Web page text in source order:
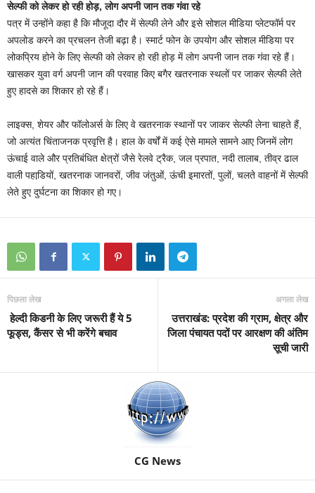
सेल्फी को लेकर हो रही होड़, लोग अपनी जान तक गंवा रहे
पत्र में उन्होंने कहा है कि मौजूदा दौर में सेल्फी लेने और इसे सोशल मीडिया प्लेटफॉर्म पर
अपलोड करने का प्रचलन तेजी बढ़ा है। स्मार्ट फोन के उपयोग और सोशल मीडिया पर
लोकप्रिय होने के लिए सेल्फी को लेकर हो रही होड़ में लोग अपनी जान तक गंवा रहे हैं।
खासकर युवा वर्ग अपनी जान की परवाह किए बगैर खतरनाक स्थलों पर जाकर सेल्फी लेते
हुए हादसे का शिकार हो रहे हैं।
लाइक्स, शेयर और फॉलोअर्स के लिए वे खतरनाक स्थानों पर जाकर सेल्फी लेना चाहते हैं,
जो अत्यंत चिंताजनक प्रवृत्ति है। हाल के वर्षों में कई ऐसे मामले सामने आए जिनमें लोग
ऊंचाई वाले और प्रतिबंधित क्षेत्रों जैसे रेलवे ट्रैक, जल प्रपात, नदी तालाब, तीव्र ढाल
वाली पहाडि़यों, खतरनाक जानवरों, जीव जंतुओं, ऊंची इमारतों, पुलों, चलते वाहनों में सेल्फी
लेते हुए दुर्घटना का शिकार हो गए।
पिछला लेख
हेल्दी किडनी के लिए जरूरी हैं ये 5
फूड्स, कैंसर से भी करेंगे बचाव
अगला लेख
उत्तराखंड: प्रदेश की ग्राम, क्षेत्र और
जिला पंचायत पदों पर आरक्षण की अंतिम
सूची जारी
CG News